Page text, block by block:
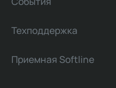
Техподдержка
Приемная Softline